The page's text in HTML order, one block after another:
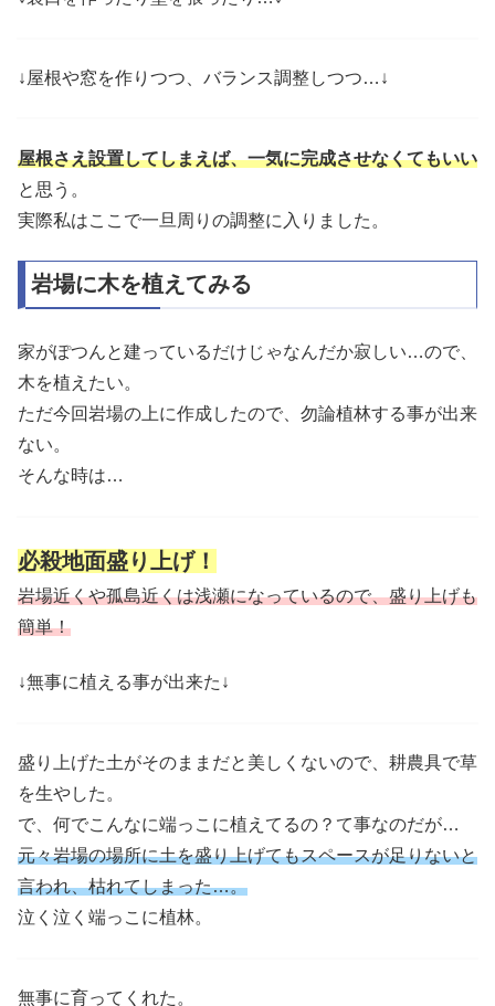
↓屋根や窓を作りつつ、バランス調整しつつ…↓
屋根さえ設置してしまえば、一気に完成させなくてもいい
と思う。
実際私はここで一旦周りの調整に入りました。
岩場に木を植えてみる
家がぽつんと建っているだけじゃなんだか寂しい…ので、
木を植えたい。
ただ今回岩場の上に作成したので、勿論植林する事が出来
ない。
そんな時は…
必殺地面盛り上げ！
岩場近くや孤島近くは浅瀬になっているので、盛り上げも
簡単！
↓無事に植える事が出来た↓
盛り上げた土がそのままだと美しくないので、耕農具で草
を生やした。
で、何でこんなに端っこに植えてるの？て事なのだが…
元々岩場の場所に土を盛り上げてもスペースが足りないと
言われ、枯れてしまった…。
泣く泣く端っこに植林。
無事に育ってくれた。